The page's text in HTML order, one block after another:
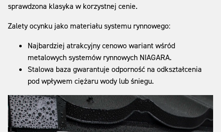
sprawdzona klasyka w korzystnej cenie.
Zalety ocynku jako materiału systemu rynnowego:
Najbardziej atrakcyjny cenowo wariant wśród
metalowych systemów rynnowych NIAGARA.
Stalowa baza gwarantuje odporność na odkształcenia
pod wpływem ciężaru wody lub śniegu.